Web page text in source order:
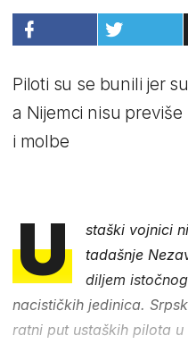
Piloti su se bunili jer
a Nijemci nisu
i molbe
U
staški vojnici
tadašnje
diljem
nacističkih jedinica.
ratni put ustaških pilota